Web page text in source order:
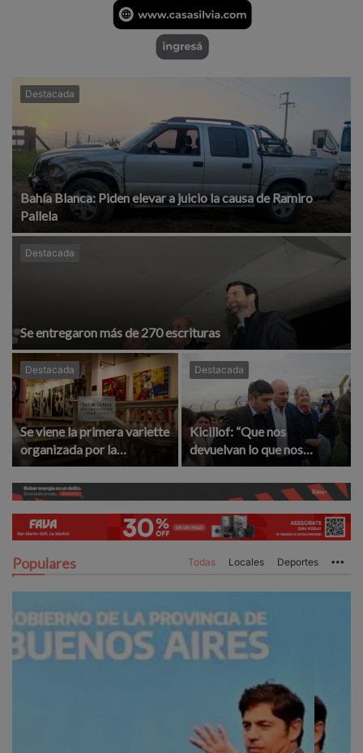
Destacada
Bahía Blanca: Piden elevar a juicio la causa de Ramiro
Pallela
Destacada
Se entregaron más de 270 escrituras
Destacada
Se viene la primera variette
organizada por la
Asociación Amigos del
Complejo Cultural
Destacada
Kicillof: “Que nos
devuelvan lo que nos
robaron”
Populares Todas Locales Deportes